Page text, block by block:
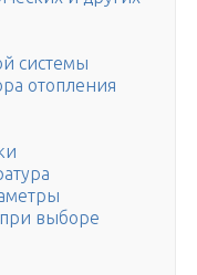
системы
отопления
выборе